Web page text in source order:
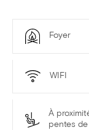
Foyer
WIFI
À
pentes de